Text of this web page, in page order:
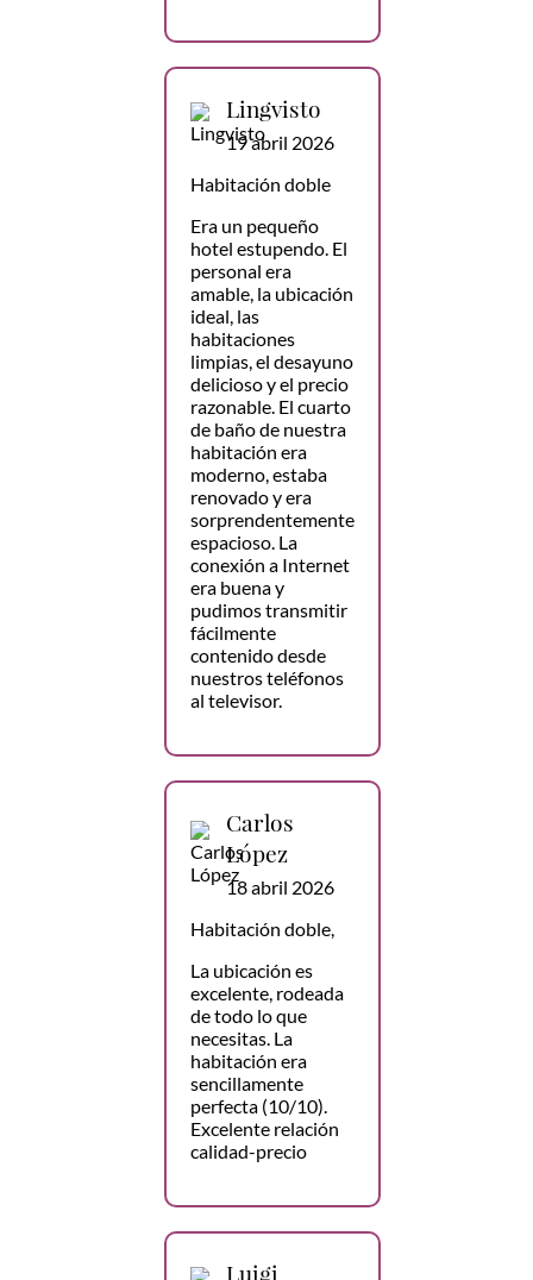
Lingvisto
19 abril 2026
Habitación doble
Era un pequeño
hotel estupendo. El
personal era
amable, la ubicación
ideal, las
habitaciones
limpias, el desayuno
delicioso y el precio
razonable. El cuarto
de baño de nuestra
habitación era
moderno, estaba
renovado y era
sorprendentemente
espacioso. La
conexión a Internet
era buena y
pudimos transmitir
fácilmente
contenido desde
nuestros teléfonos
al televisor.
Carlos
López
18 abril 2026
Habitación doble,
La ubicación es
excelente, rodeada
de todo lo que
necesitas. La
habitación era
sencillamente
perfecta (10/10).
Excelente relación
calidad-precio
Luigi